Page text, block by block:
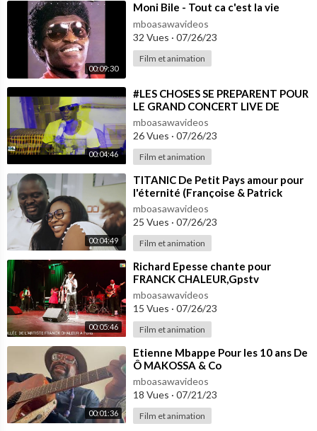
00:09:30
⁣Moni Bile - Tout ca c'est la vie
mboasawavideos
32 Vues · 07/26/23
Film et animation
00:04:46
⁣#LES CHOSES SE PREPARENT POUR
LE GRAND CONCERT LIVE DE
TITANIC DE PETIT PAYS DU 04 MAI
A L'IFC
mboasawavideos
26 Vues · 07/26/23
Film et animation
00:04:49
⁣TITANIC De Petit Pays amour pour
l'éternité (Françoise & Patrick
LENGUE)
mboasawavideos
25 Vues · 07/26/23
Film et animation
00:05:46
⁣Richard Epesse chante pour
FRANCK CHALEUR,Gpstv
mboasawavideos
15 Vues · 07/26/23
Film et animation
00:01:36
⁣Etienne Mbappe Pour les 10 ans De
Ô MAKOSSA & Co
mboasawavideos
18 Vues · 07/21/23
Film et animation